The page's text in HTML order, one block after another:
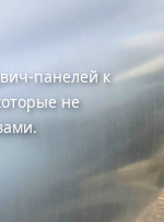
панелей к
не